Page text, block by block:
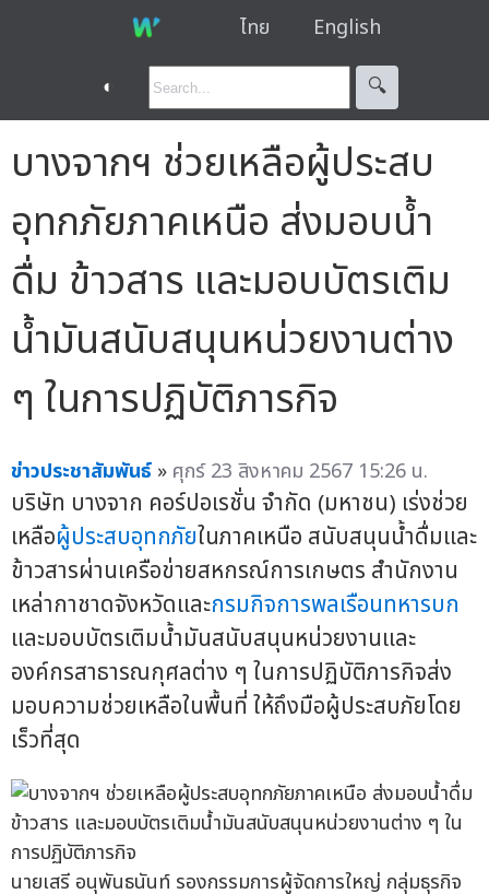
ไทย English
◐ 🔍︎
บางจากฯ ช่วยเหลือผู้ประสบ
อุทกภัยภาคเหนือ ส่งมอบน้ำ
ดื่ม ข้าวสาร และมอบบัตรเติม
น้ำมันสนับสนุนหน่วยงานต่าง
ๆ ในการปฏิบัติภารกิจ
ข่าวประชาสัมพันธ์ » ศุกร์ 23 สิงหาคม 2567 15:26 น.
บริษัท บางจาก คอร์ปอเรชั่น จำกัด (มหาชน) เร่งช่วย
เหลือผู้ประสบอุทกภัยในภาคเหนือ สนับสนุนน้ำดื่มและ
ข้าวสารผ่านเครือข่ายสหกรณ์การเกษตร สำนักงาน
เหล่ากาชาดจังหวัดและกรมกิจการพลเรือนทหารบก
และมอบบัตรเติมน้ำมันสนับสนุนหน่วยงานและ
องค์กรสาธารณกุศลต่าง ๆ ในการปฏิบัติภารกิจส่ง
มอบความช่วยเหลือในพื้นที่ ให้ถึงมือผู้ประสบภัยโดย
เร็วที่สุด
นายเสรี อนุพันธนันท์ รองกรรมการผู้จัดการใหญ่ กลุ่มธุรกิจ